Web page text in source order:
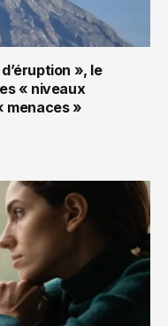
», le
« niveaux
menaces »